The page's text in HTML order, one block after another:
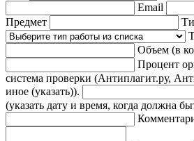
Email
Предмет
Объем (в
Процент
система проверки (Антиплагит.ру,
иное (указать)).
(указать дату и время, когда должна